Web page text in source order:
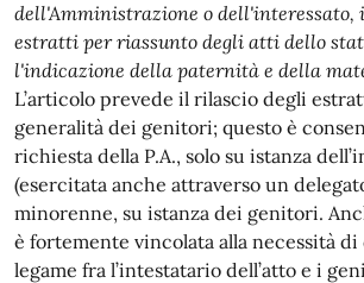
dell'Amministrazione o dell'interessato,
estratti per riassunto degli atti dello
l'indicazione della paternità e della
L’articolo prevede il rilascio degli
generalità dei genitori; questo è
richiesta della P.A., solo su istanza
(esercitata anche attraverso un
minorenne, su istanza dei genitori.
è fortemente vincolata alla necessità
legame fra l’intestatario dell’atto e i